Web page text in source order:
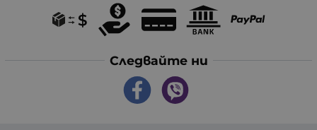
Следвайте ни